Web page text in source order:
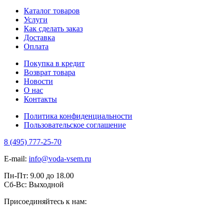
Каталог товаров
Услуги
Как сделать заказ
Доставка
Оплата
Покупка в кредит
Возврат товара
Новости
О нас
Контакты
Политика конфиденциальности
Пользовательское соглашение
8 (495) 777-25-70
E-mail: info@voda-vsem.ru
Пн-Пт: 9.00 до 18.00
Сб-Вс: Выходной
Присоединяйтесь к нам: